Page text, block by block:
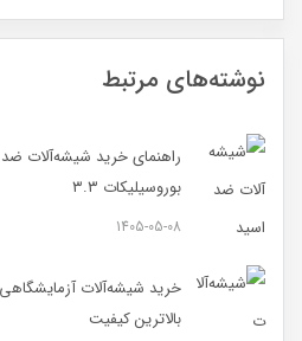
نوشته‌های مرتبط
راهنمای خرید شیشه‌آلات
بوروسیلیکات ۳.۳
1405-05-08
بالاترین کیفیت